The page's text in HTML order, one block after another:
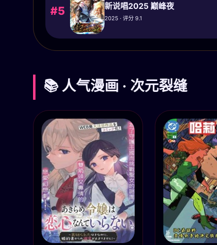
#5 新说唱2025 巅峰夜
2025 · 评分 9.1
📚 人气漫画 · 次元裂缝